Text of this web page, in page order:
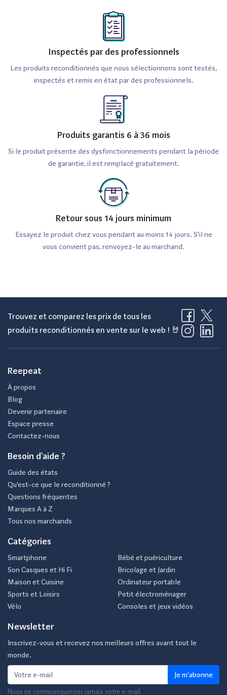
Inspectés par des professionnels
Les produits reconditionnés que nous sélectionnons sont testés,
inspectés et remis en état par des professionnels.
Produits garantis 6 à 36 mois
Si le produit présente des dysfonctionnements pendant la période
de garantie, il est remplacé gratuitement.
Retour sous 14 jours minimum
Essayez le produit chez vous pendant au moins 14 jours. S'il ne
vous convient pas, renvoyez-le au marchand.
Trouvez et comparez les prix de tous les
produits reconditionnés en vente sur le web ! 🤘
Reepeat
À propos
Blog
Devenir partenaire
Espace presse
Contactez-nous
Besoin d'aide ?
Guide des états
Qu’est-ce que le reconditionné ?
Questions fréquentes
Marques A à Z
Tous nos marchands
Catégories
Smartphone
Son Casques et Hi Fi
Maison et Cuisine
Sports et Loisirs
Vélo
Bébé et puériculture
Bricolage et Jardin
Ordinateur portable
Petit électroménager
Consoles et jeux vidéos
Newsletter
Inscrivez-vous et recevez nos meilleurs offres avant tout le
monde.
Je m'abonne
Nous ne communiquerons jamais votre e-mail.